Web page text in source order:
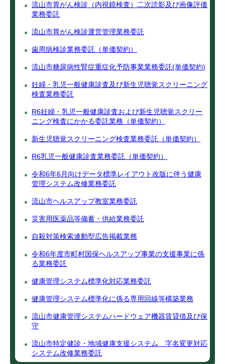
流山市胃がん検診（内視鏡検査）二次読影及び画像評価
業務委託
流山市胃がん検診運営管理業務委託
歯周病検診業務委託（単価契約）
流山市糖尿病性腎症重症化予防事業業務委託(単価契約)
妊婦・乳児一般健康診査及び新生児聴覚スクリーニング
検査業務委託
R6妊婦・乳児一般健康診査および新生児聴覚スクリー
ニング検査にかかる委託業務（単価契約）
新生児聴覚スクリーニング検査業務委託（単価契約）
R6乳児一般健康診査業務委託（単価契約）
令和6年6月向けデータ標準レイアウト改版に伴う健康
管理システム改修業務委託
流山市ヘルスアップ教室業務委託
災害用医薬品等備蓄・供給業務委託
自殺対策検索連動型広告掲載業務
令和6年度市町村国保ヘルスアップ事業の支援事業に係
る業務委託
健康管理システム標準化対応業務委託
健康管理システム標準化に係る専用回線等構築業務
流山市健康管理システムハードウェア機器賃貸借及び保
守
流山市特定健診・地域健康支援システム 字名変更対応
システム改修業務委託